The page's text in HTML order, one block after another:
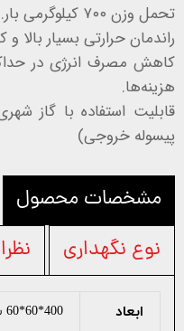
تحمل وزن ۷۰۰ کیلوگرمی بار.
راندمان حرارتی بسیار بالا و
کاهش مصرف انرژی در
هزینه‌ها.
قابلیت استفاده با گاز
پیسوله خروجی)
مشخصات محصول
نوع نگهداری
ابعاد 400*60*60 سانتی متر